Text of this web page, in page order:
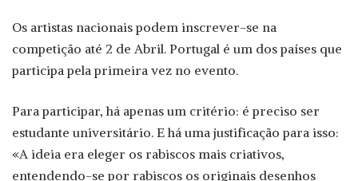
Os artistas nacionais podem inscrever-se na
competição até 2 de Abril. Portugal é um dos países que
participa pela primeira vez no evento.
Para participar, há apenas um critério: é preciso ser
estudante universitário. E há uma justificação para isso:
«A ideia era eleger os rabiscos mais criativos,
entendendo-se por rabiscos os originais desenhos